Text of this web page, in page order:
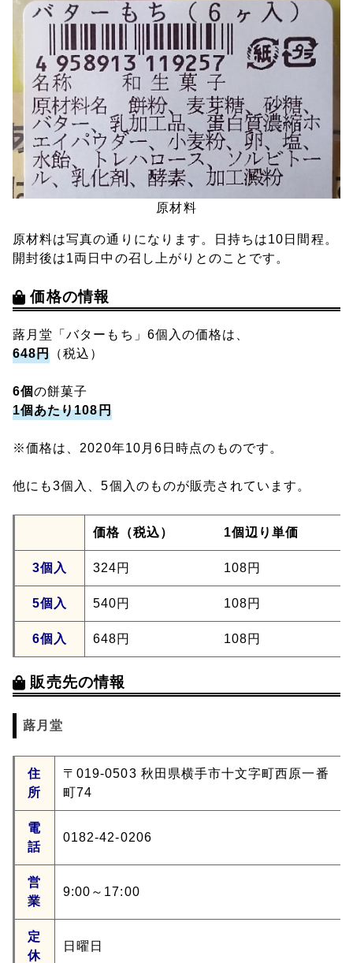
原材料
原材料は写真の通りになります。日持ちは10日間程。
開封後は1両日中の召し上がりとのことです。
価格の情報
蕗月堂「バターもち」6個入の価格は、
648円 （税込）
6個の餅菓子
1個あたり108円
※価格は、2020年10月6日時点のものです。
他にも3個入、5個入のものが販売されています。
価格（税込） 1個辺り単価
3個入 324円 108円
5個入 540円 108円
6個入 648円 108円
販売先の情報
蕗月堂
住
所
〒019-0503 秋田県横手市十文字町西原一番
町74
電
話
0182-42-0206
営
業
9:00～17:00
定
休
日曜日